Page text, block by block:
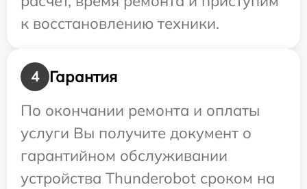
к восстановлению техники.
4
Гарантия
По окончании ремонта и оплаты
услуги Вы получите документ о
гарантийном обслуживании
устройства Thunderobot сроком на